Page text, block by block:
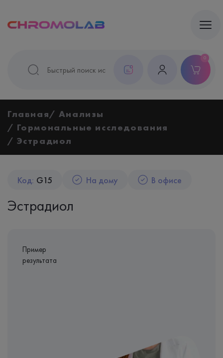
0
Главная
Анализы
Гормональные исследования
Эстрадиол
Код: G15 На дому В офисе
Эстрадиол
Пример
результата